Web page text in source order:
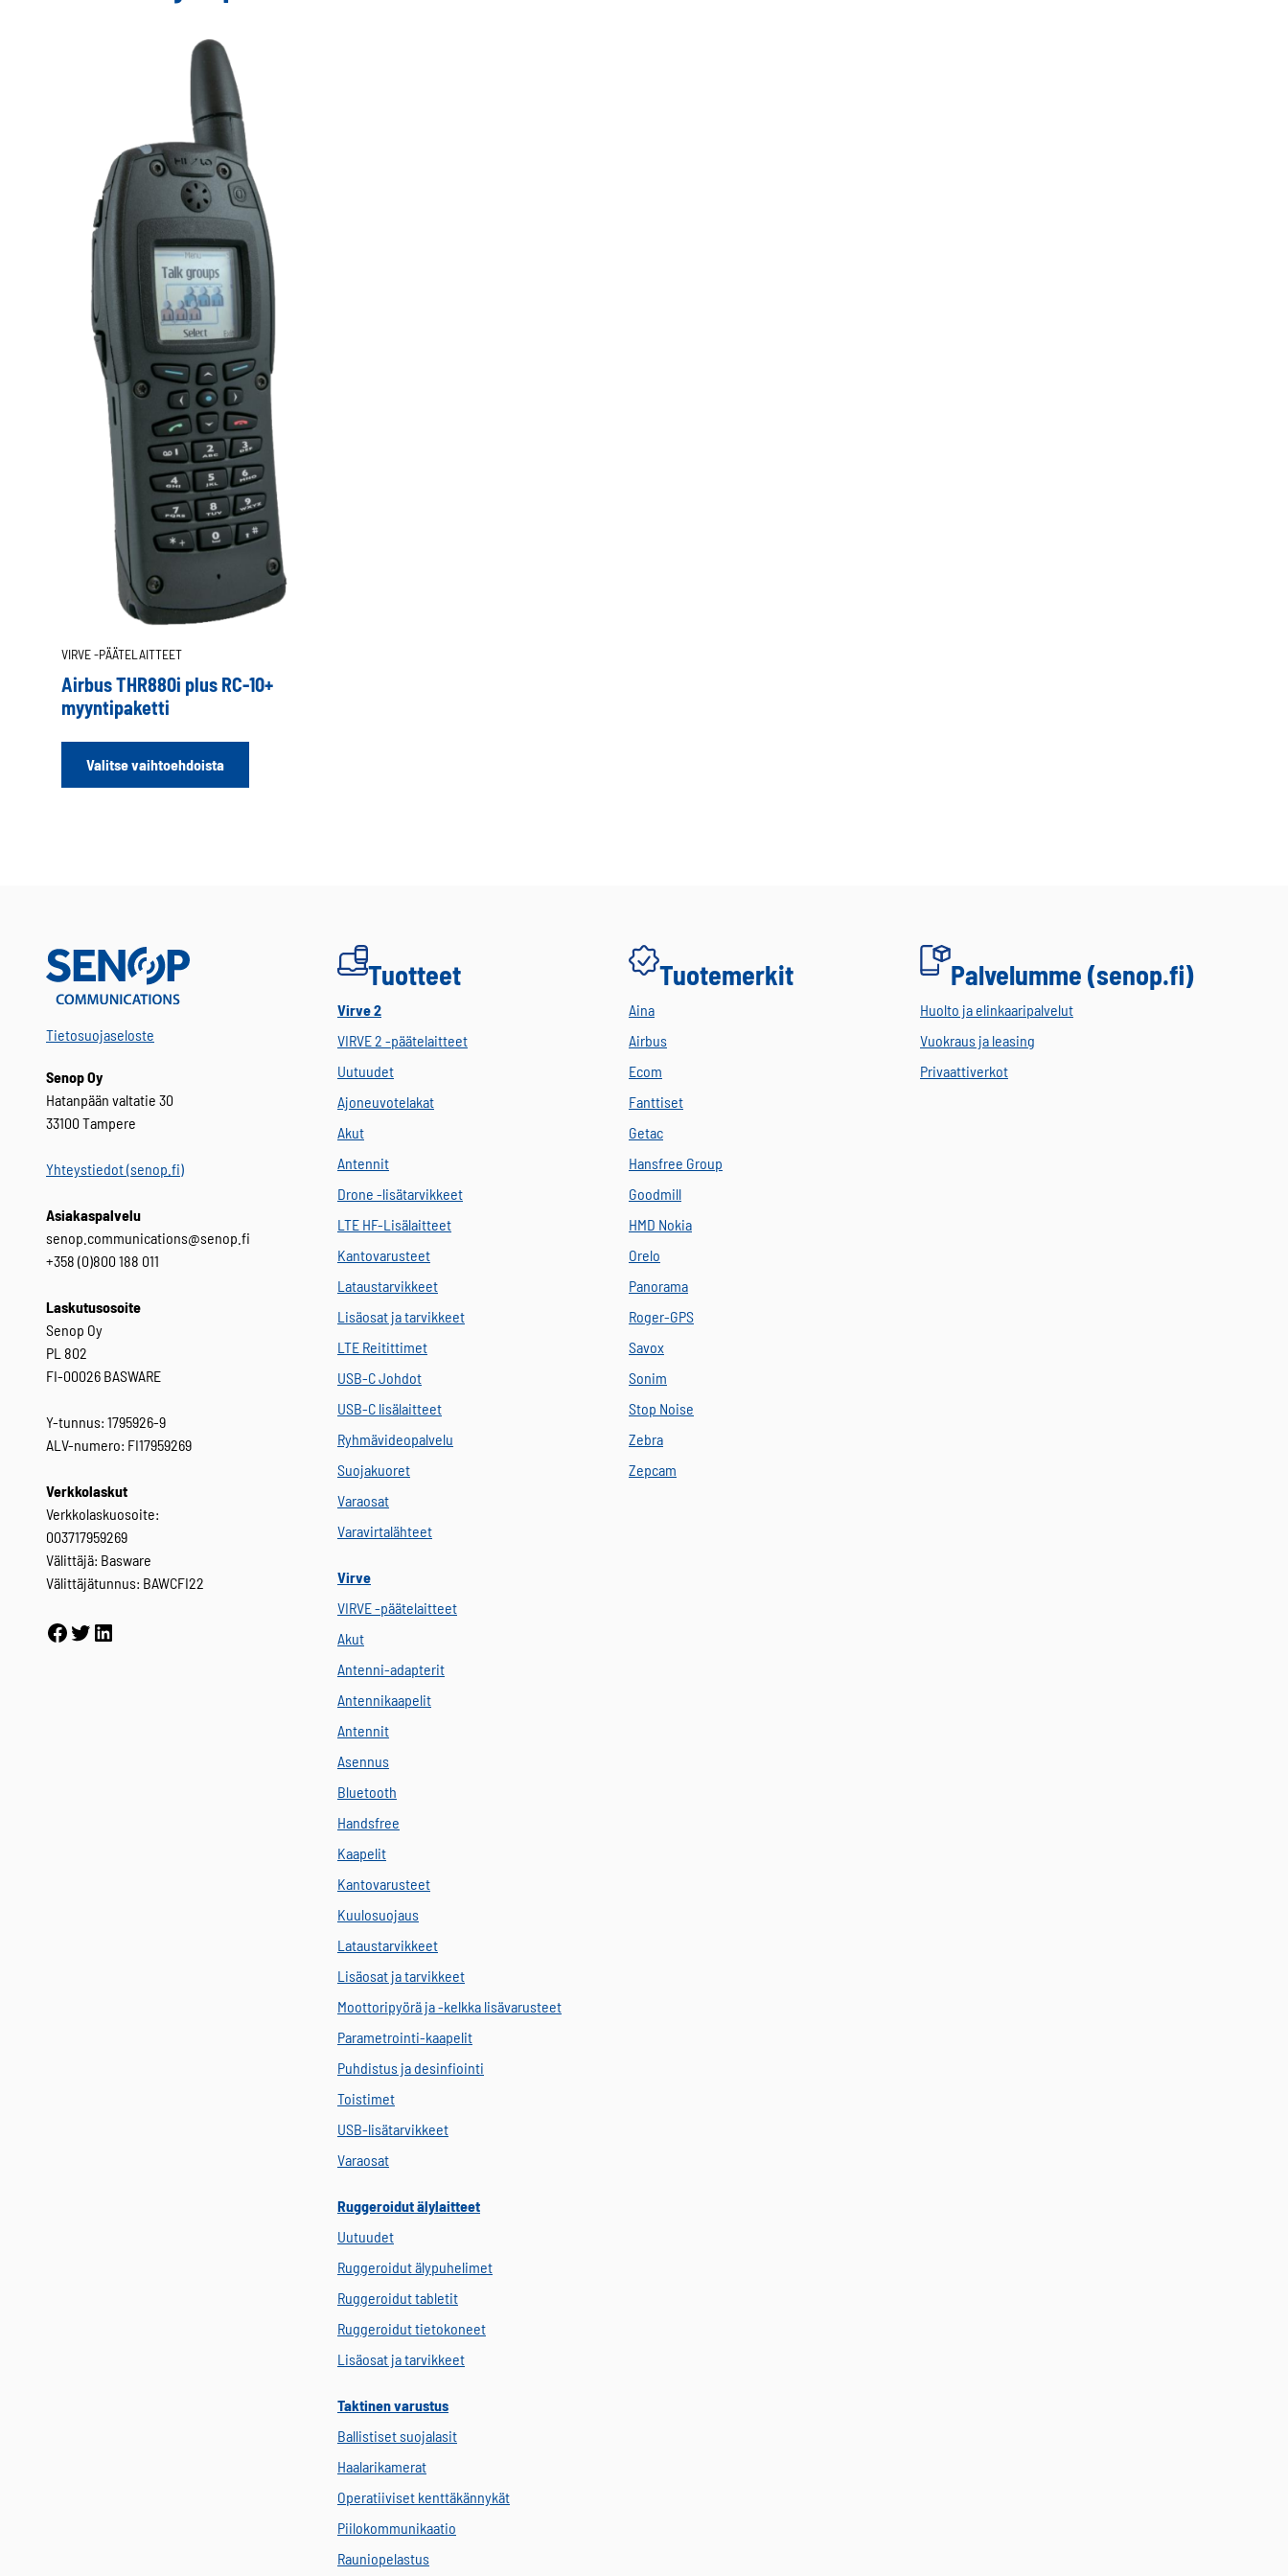
VIRVE -PÄÄTELAITTEET
Airbus THR880i plus RC-10+
myyntipaketti
Valitse vaihtoehdoista
Tietosuojaseloste
Senop Oy
Hatanpään valtatie 30
33100 Tampere
Yhteystiedot (senop.fi)
Asiakaspalvelu
senop.communications@senop.fi
+358 (0)800 188 011
Laskutusosoite
Senop Oy
PL 802
FI-00026 BASWARE
Y-tunnus: 1795926-9
ALV-numero: FI17959269
Verkkolaskut
Verkkolaskuosoite:
003717959269
Välittäjä: Basware
Välittäjätunnus: BAWCFI22
Tuotteet
Virve 2
VIRVE 2 -päätelaitteet
Uutuudet
Ajoneuvotelakat
Akut
Antennit
Drone -lisätarvikkeet
LTE HF-Lisälaitteet
Kantovarusteet
Lataustarvikkeet
Lisäosat ja tarvikkeet
LTE Reitittimet
USB-C Johdot
USB-C lisälaitteet
Ryhmävideopalvelu
Suojakuoret
Varaosat
Varavirtalähteet
Virve
VIRVE -päätelaitteet
Akut
Antenni-adapterit
Antennikaapelit
Antennit
Asennus
Bluetooth
Handsfree
Kaapelit
Kantovarusteet
Kuulosuojaus
Lataustarvikkeet
Lisäosat ja tarvikkeet
Moottoripyörä ja -kelkka lisävarusteet
Parametrointi-kaapelit
Puhdistus ja desinfiointi
Toistimet
USB-lisätarvikkeet
Varaosat
Ruggeroidut älylaitteet
Uutuudet
Ruggeroidut älypuhelimet
Ruggeroidut tabletit
Ruggeroidut tietokoneet
Lisäosat ja tarvikkeet
Taktinen varustus
Ballistiset suojalasit
Haalarikamerat
Operatiiviset kenttäkännykät
Piilokommunikaatio
Rauniopelastus
Tuotemerkit
Aina
Airbus
Ecom
Fanttiset
Getac
Hansfree Group
Goodmill
HMD Nokia
Orelo
Panorama
Roger-GPS
Savox
Sonim
Stop Noise
Zebra
Zepcam
Palvelumme (senop.fi)
Huolto ja elinkaaripalvelut
Vuokraus ja leasing
Privaattiverkot